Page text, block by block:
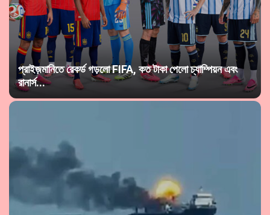
প্রাইজ়মানিতে রেকর্ড গড়লো FIFA, কত টাকা পেলো চ্যাম্পিয়ন এবং
রানার্স...